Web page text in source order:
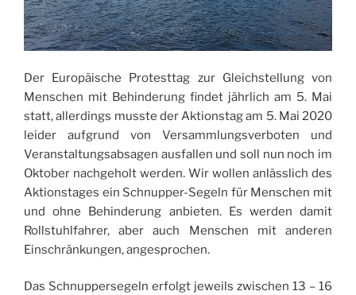
Der Europäische Protesttag zur Gleichstellung von
Menschen mit Behinderung findet jährlich am 5. Mai
statt, allerdings musste der Aktionstag am 5. Mai 2020
leider aufgrund von Versammlungsverboten und
Veranstaltungsabsagen ausfallen und soll nun noch im
Oktober nachgeholt werden. Wir wollen anlässlich des
Aktionstages ein Schnupper-Segeln für Menschen mit
und ohne Behinderung anbieten. Es werden damit
Rollstuhlfahrer, aber auch Menschen mit anderen
Einschränkungen, angesprochen.
Das Schnuppersegeln erfolgt jeweils zwischen 13 – 16